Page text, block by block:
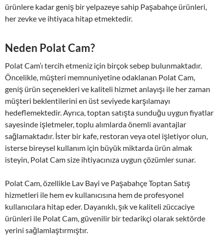
ürünlere kadar geniş bir yelpazeye sahip Paşabahçe ürünleri,
her zevke ve ihtiyaca hitap etmektedir.
Neden Polat Cam?
Polat Cam’ı tercih etmeniz için birçok sebep bulunmaktadır.
Öncelikle, müşteri memnuniyetine odaklanan Polat Cam,
geniş ürün seçenekleri ve kaliteli hizmet anlayışı ile her zaman
müşteri beklentilerini en üst seviyede karşılamayı
hedeflemektedir. Ayrıca, toptan satışta sunduğu uygun fiyatlar
sayesinde işletmeler, toplu alımlarda önemli avantajlar
sağlamaktadır. İster bir kafe, restoran veya otel işletiyor olun,
isterse bireysel kullanım için büyük miktarda ürün almak
isteyin, Polat Cam size ihtiyacınıza uygun çözümler sunar.
Polat Cam, özellikle Lav Bayi ve Paşabahçe Toptan Satış
hizmetleri ile hem ev kullanıcısına hem de profesyonel
kullanıcılara hitap eder. Dayanıklı, şık ve kaliteli züccaciye
ürünleri ile Polat Cam, güvenilir bir tedarikçi olarak sektörde
yerini sağlamlaştırmıştır.